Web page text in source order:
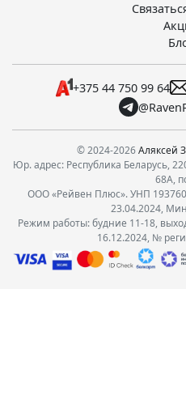
+375 44 750 99 64
© 2024-2026Аляксей
Юр. адрес: Республика Беларусь,
68А,
ООО «Рейвен Плюс». УНП
23.04.2024,
Режим работы: будние 11-18,
16.12.2024, №